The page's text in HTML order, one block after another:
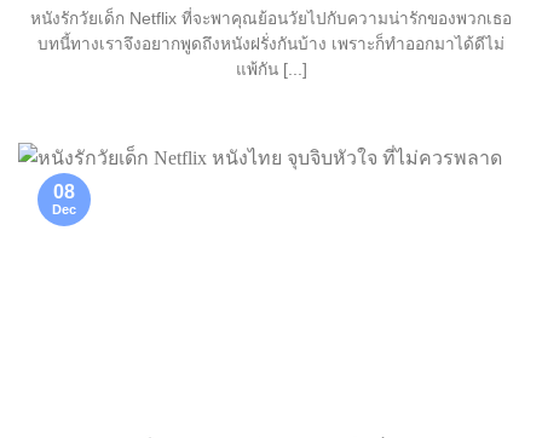
หนังรักวัยเด็ก Netflix ที่จะพาคุณย้อนวัยไปกับความน่ารักของพวกเธอ
บทนี้ทางเราจึงอยากพูดถึงหนังฝรั่งกันบ้าง เพราะก็ทำออกมาได้ดีไม่
แพ้กัน [...]
08
Dec